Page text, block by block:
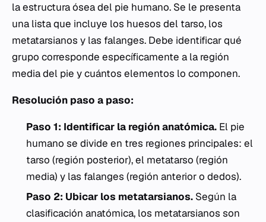
la estructura ósea del pie humano. Se le presenta
una lista que incluye los huesos del tarso, los
metatarsianos y las falanges. Debe identificar qué
grupo corresponde específicamente a la región
media del pie y cuántos elementos lo componen.
Resolución paso a paso:
Paso 1: Identificar la región anatómica. El pie
humano se divide en tres regiones principales: el
tarso (región posterior), el metatarso (región
media) y las falanges (región anterior o dedos).
Paso 2: Ubicar los metatarsianos. Según la
clasificación anatómica, los metatarsianos son